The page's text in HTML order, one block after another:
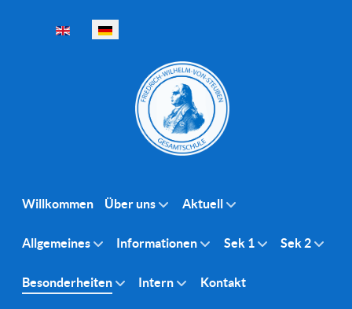
Sprache auswählen
Willkommen Über uns Aktuell
Allgemeines Informationen Sek 1 Sek 2
Besonderheiten Intern Kontakt